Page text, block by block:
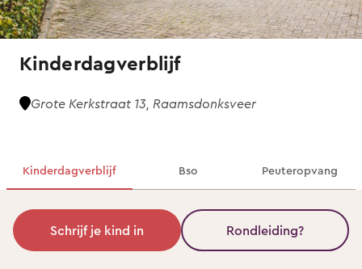
Kinderdagverblijf
Grote Kerkstraat 13, Raamsdonksveer
Kinderdagverblijf Bso Peuteropvang
Schrijf je kind in Rondleiding?